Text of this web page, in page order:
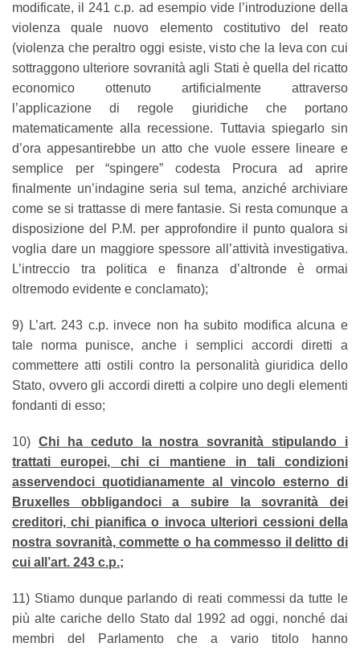
modificate, il 241 c.p. ad esempio vide l’introduzione della
violenza quale nuovo elemento costitutivo del reato
(violenza che peraltro oggi esiste, visto che la leva con cui
sottraggono ulteriore sovranità agli Stati è quella del ricatto
economico ottenuto artificialmente attraverso
l’applicazione di regole giuridiche che portano
matematicamente alla recessione. Tuttavia spiegarlo sin
d’ora appesantirebbe un atto che vuole essere lineare e
semplice per “spingere” codesta Procura ad aprire
finalmente un’indagine seria sul tema, anziché archiviare
come se si trattasse di mere fantasie. Si resta comunque a
disposizione del P.M. per approfondire il punto qualora si
voglia dare un maggiore spessore all’attività investigativa.
L’intreccio tra politica e finanza d’altronde è ormai
oltremodo evidente e conclamato);
9) L’art. 243 c.p. invece non ha subito modifica alcuna e
tale norma punisce, anche i semplici accordi diretti a
commettere atti ostili contro la personalità giuridica dello
Stato, ovvero gli accordi diretti a colpire uno degli elementi
fondanti di esso;
10) Chi ha ceduto la nostra sovranità stipulando i
trattati europei, chi ci mantiene in tali condizioni
asservendoci quotidianamente al vincolo esterno di
Bruxelles obbligandoci a subire la sovranità dei
creditori, chi pianifica o invoca ulteriori cessioni della
nostra sovranità, commette o ha commesso il delitto di
cui all’art. 243 c.p.;
11) Stiamo dunque parlando di reati commessi da tutte le
più alte cariche dello Stato dal 1992 ad oggi, nonché dai
membri del Parlamento che a vario titolo hanno